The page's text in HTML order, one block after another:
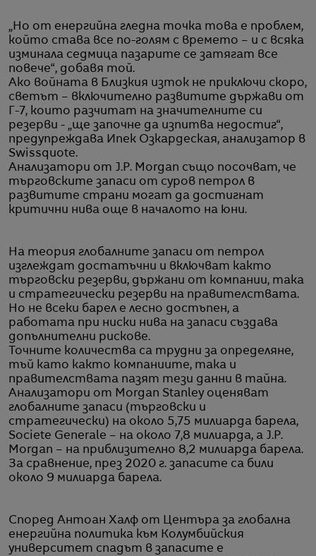
„Но от енергийна гледна точка това е проблем,
който става все по-голям с времето – и с всяка
изминала седмица пазарите се затягат все
повече“, добавя той.
Ако войната в Близкия изток не приключи скоро,
светът – включително развитите държави от
Г-7, които разчитат на значителните си
резерви - „ще започне да изпитва недостиг“,
предупреждава Ипек Озкардеcкая, анализатор в
Swissquote.
Анализатори от J.P. Morgan също посочват, че
търговските запаси от суров петрол в
развитите страни могат да достигнат
критични нива още в началото на юни.
На теория глобалните запаси от петрол
изглеждат достатъчни и включват както
търговски резерви, държани от компании, така
и стратегически резерви на правителствата.
Но не всеки барел е лесно достъпен, а
работата при ниски нива на запаси създава
допълнителни рискове.
Точните количества са трудни за определяне,
тъй като както компаниите, така и
правителствата пазят тези данни в тайна.
Анализатори от Morgan Stanley оценяват
глобалните запаси (търговски и
стратегически) на около 5,75 милиарда барела,
Societe Generale – на около 7,8 милиарда, а J.P.
Morgan – на приблизително 8,2 милиарда барела.
За сравнение, през 2020 г. запасите са били
около 9 милиарда барела.
Според Антоан Халф от Центъра за глобална
енергийна политика към Колумбийския
университет спадът в запасите е